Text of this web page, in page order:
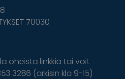
70030
oheista linkkiä tai voit
3286 (arkisin klo 9-15)